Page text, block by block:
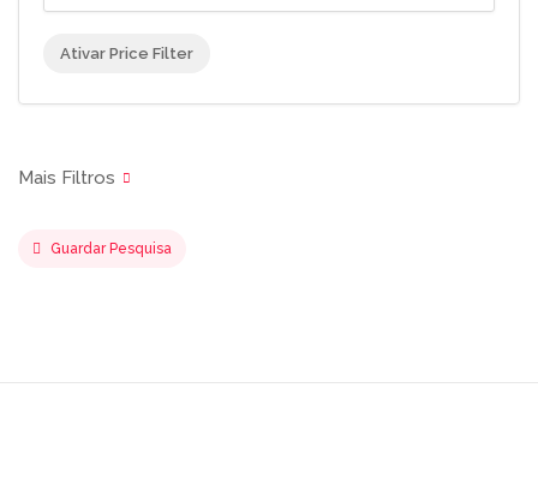
Ativar Price Filter
Guardar Pesquisa